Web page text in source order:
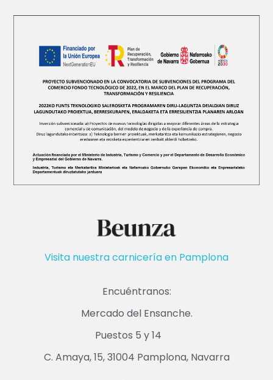
Visita nuestra carnicería en Pamplona
Encuéntranos:
Mercado del Ensanche.
Puestos 5 y 14
C. Amaya, 15, 31004 Pamplona, Navarra